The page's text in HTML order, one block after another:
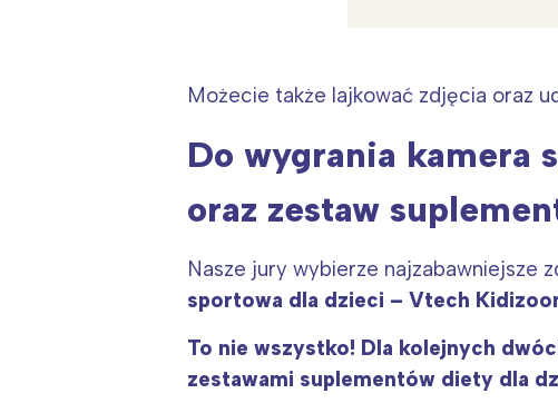
Możecie także lajkować zdjęcia oraz
Do wygrania kamera
oraz zestaw
Nasze jury wybierze najzabawniejsze
sportowa dla dzieci – Vtech
To nie wszystko! Dla kolejnych
zestawami suplementów diety dla